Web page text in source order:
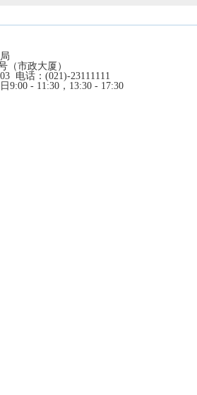
（市政大厦）
电话：(021)-23111111
9:00 - 11:30，13:30 - 17:30